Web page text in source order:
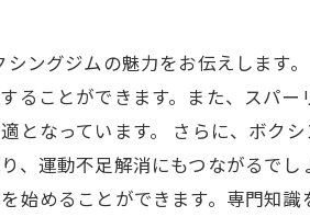
ングジムの魅力をお伝えします
ることができます。また、スパ
となっています。 さらに、ボク
、運動不足解消にもつながるで
始めることができます。専門知